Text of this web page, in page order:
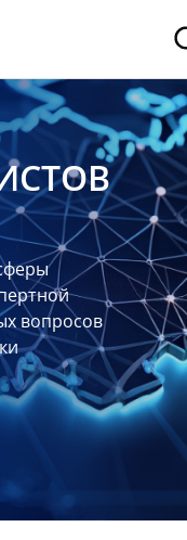
вопросов